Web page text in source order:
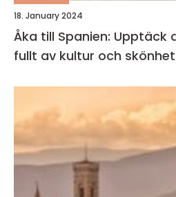
18. January 2024
Åka till Spanien: Upptäck
fullt av kultur och skönhet